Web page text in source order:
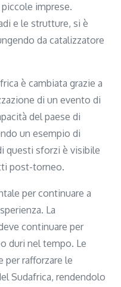
imprese.
e le strutture, si è
da catalizzatore
è cambiata grazie a
di un evento di
del paese di
un esempio di
questi sforzi è visibile
post-torneo.
per continuare a
La
continuare per
duri nel tempo. Le
per rafforzare le
Sudafrica, rendendolo